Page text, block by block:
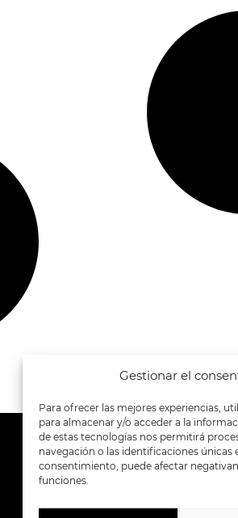
Gestionar el
Para ofrecer las mejores experiencias,
para almacenar y/o acceder a la
de estas tecnologías nos permitirá
navegación o las identificaciones únicas
consentimiento, puede afectar
funciones.
SIGUENOS EN: